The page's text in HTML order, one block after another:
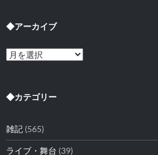
◆アーカイブ
◆
ア
イ
◆カテゴリー
雑記 (565)
ライブ・舞台 (39)